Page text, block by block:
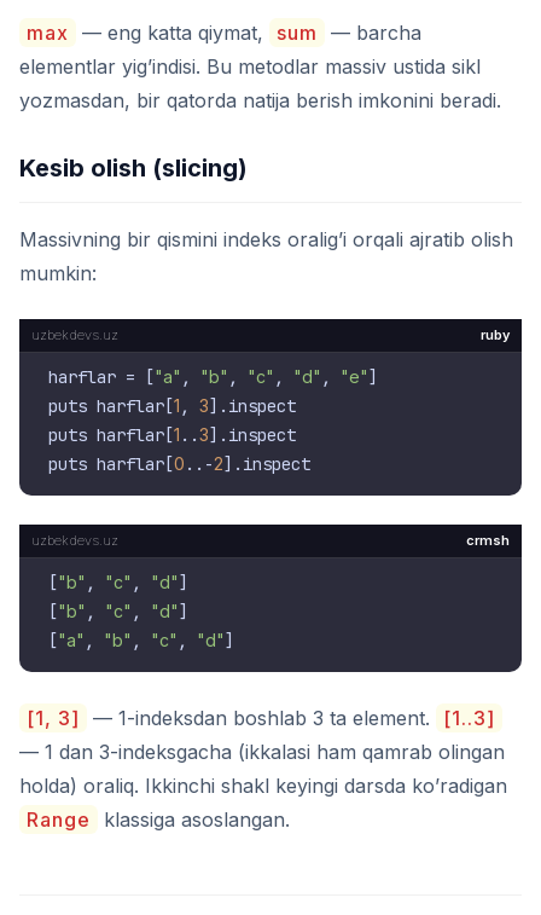
max — eng katta qiymat, sum
— barcha
elementlar yig’indisi. Bu metodlar massiv ustida sikl
yozmasdan, bir qatorda natija berish imkonini beradi.
Kesib olish (slicing)
Massivning bir qismini indeks oralig’i orqali ajratib olish
mumkin:
ruby
harflar = ["a" , "b" , "c" , "d" , "e"]
puts harflar[1 , 3].inspect
puts harflar[1 ..3].inspect
puts harflar[0 ..-2
crmsh
["b" , "c" , "d"]
["b" , "c" , "d"]
["a" , "b" , "c" , "d"
[1, 3] — 1-indeksdan boshlab 3 ta element.
[1..3]
— 1 dan 3-indeksgacha (ikkalasi ham qamrab olingan
holda) oraliq. Ikkinchi shakl keyingi darsda ko’radigan
Range
klassiga asoslangan.